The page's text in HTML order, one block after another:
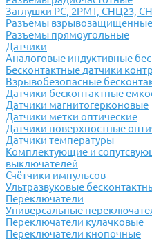
Заглушки РС, 2РМТ, СНЦ23,
Разъемы взрывозащищенные
Разъемы прямоугольные
Датчики
Аналоговые индуктивные
Бесконтактные датчики
Взрывобезопасные
Датчики бесконтактные
Датчики магнитогерконовые
Датчики метки оптические
Датчики поверхностные
Датчики температуры
Комплектующие и
выключателей
Счётчики импульсов
Ультразвуковые
Переключатели
Универсальные
Переключатели кулачковые
Переключатели кнопочные